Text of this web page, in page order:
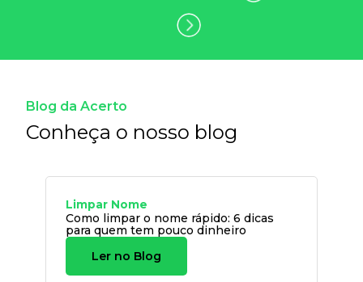
Blog da Acerto
Conheça o nosso blog
Limpar Nome
Como limpar o nome rápido: 6 dicas
para quem tem pouco dinheiro
Ler no Blog